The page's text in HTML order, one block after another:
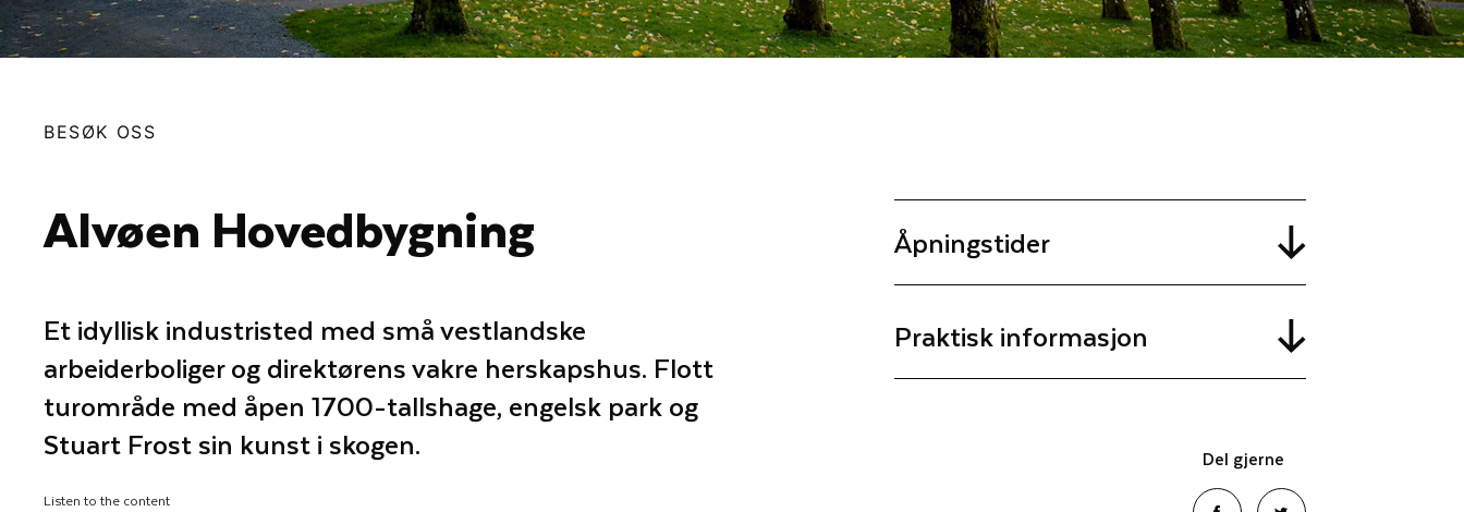
BESØK OSS
Alvøen Hovedbygning
Et idyllisk industristed med små vestlandske
arbeiderboliger og direktørens vakre herskapshus. Flott
turområde med åpen 1700-tallshage, engelsk park og
Stuart Frost sin kunst i skogen.
Listen to the content
Åpningstider
Praktisk informasjon
Del gjerne